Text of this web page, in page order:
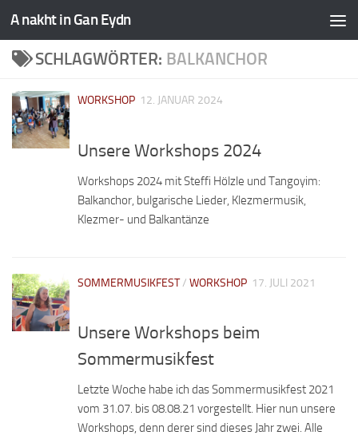
A nakht in Gan Eydn
SCHLAGWÖRTER: BALKANCHOR
WORKSHOP 12. JANUAR 2024
Unsere Workshops 2024
Workshops 2024 mit Steffi Hölzle und Tangoyim:
Balkanchor, bulgarische Lieder, Klezmermusik,
Klezmer- und Balkantänze
SOMMERMUSIKFEST/ WORKSHOP 17. JULI 2021
Unsere Workshops beim
Sommermusikfest
Letzte Woche habe ich das Sommermusikfest 2021
vom 31.07. bis 08.08.21 vorgestellt. Hier nun unsere
Workshops, denn derer sind dieses Jahr zwei. Alle